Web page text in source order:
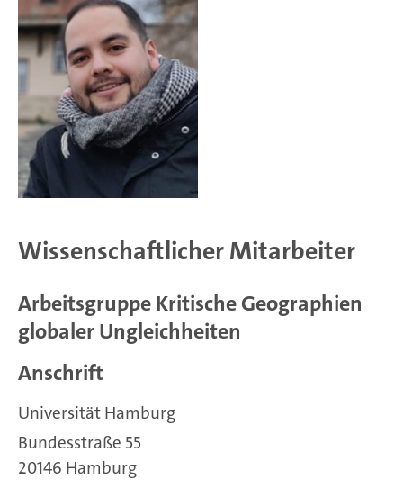
Wissenschaftlicher Mitarbeiter
Arbeitsgruppe Kritische Geographien
globaler Ungleichheiten
Anschrift
Universität Hamburg
Bundesstraße 55
20146 Hamburg